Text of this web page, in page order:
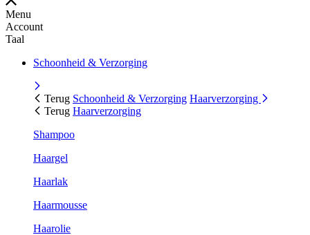
Menu
Account
Taal
Schoonheid & Verzorging
Terug Schoonheid & Verzorging Haarverzorging
Terug Haarverzorging
Shampoo
Haargel
Haarlak
Haarmousse
Haarolie